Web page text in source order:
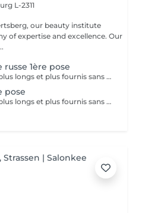
L-2311
our beauty institute
expertise and excellence. Our
1ère pose
Vous souhaitez avoir des cils plus longs et plus fournis sans avoir à vous maquiller tous les jours? Alors les extensions sont la réponse à vos envies! Le volume russe c'est la pose de petits bouquets de cils très légers et fait manuellement pour gagner en volume et en densité. Nous adaptons la pose en fonction de vos yeux et de vos souhaits. Résultat naturel ou plus sophistiqué? Tout est possible, et nos lashartist sauront vous conseiller sur ce qui est le plus adapté pour vous!
pose
Vous souhaitez avoir des cils plus longs et plus fournis sans avoir à vous maquiller tous les jours? Alors les extensions sont la réponse à vos envies! La technique Cil à Cil c'est la pose d'une extension très légère sur un cil naturel pour gagner en longueur et en courbure. Nous adaptons la pose en fonction de vos yeux et de vos souhaits. Cette technique offre un résultat très naturel et nos lashartist sauront vous conseiller sur ce qui est le plus adapté pour vous !